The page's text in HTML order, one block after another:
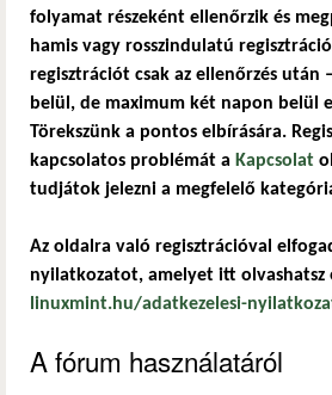
folyamat részeként ellenőrzik és
hamis vagy rosszindulatú
regisztrációt csak az ellenőrzés után
belül, de maximum két napon belül
Törekszünk a pontos elbírására.
kapcsolatos problémát a Kapcsolat
tudjátok jelezni a megfelelő
Az oldalra való regisztrációval
nyilatkozatot, amelyet itt olvashatsz
linuxmint.hu/adatkezelesi-
A fórum használatáról